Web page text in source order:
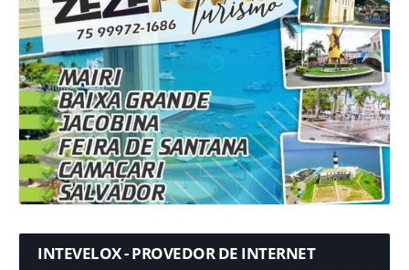
INTEVELOX - PROVEDOR DE INTERNET